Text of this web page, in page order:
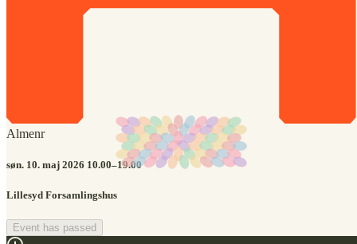
Almenr
søn. 10. maj 2026 10.00–19.00
Lillesyd Forsamlingshus
Event has passed